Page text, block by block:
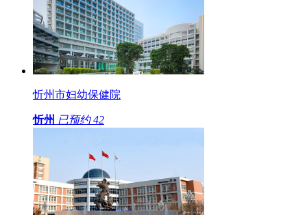
忻州市妇幼保健院
忻州 已预约 42